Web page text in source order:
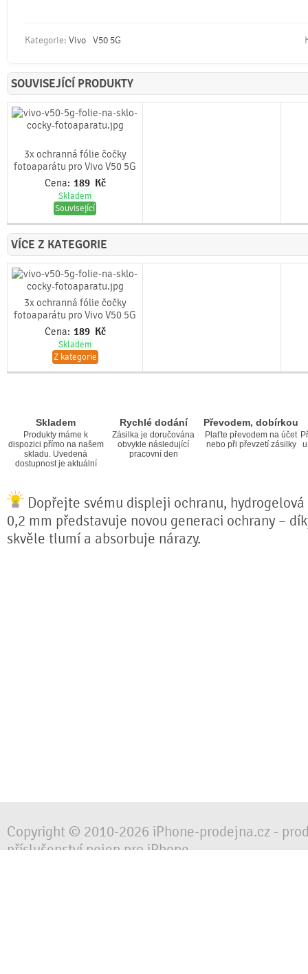
Kategorie: Vivo V50 5G
SOUVISEJÍCÍ PRODUKTY
3x ochranná fólie čočky
fotoaparátu pro Vivo V50 5G
Cena: 189 Kč
Skladem
Související
VÍCE Z KATEGORIE
3x ochranná fólie čočky
fotoaparátu pro Vivo V50 5G
Cena: 189 Kč
Skladem
Z kategorie
Skladem
Produkty máme k
dispozici přímo na našem
skladu. Uvedená
dostupnost je aktuální
Rychlé dodání
Zásilka je doručována
obvykle následující
pracovní den
Převodem, dobírkou
Plaťte převodem na účet
nebo při převzetí zásilky
Dopřejte svému displeji ochranu,
0,2 mm představuje novou generaci ochrany –
skvěle tlumí a absorbuje nárazy.
Copyright © 2010-2026 iPhone-prodejna.cz -
příslušenství nejen pro iPhone